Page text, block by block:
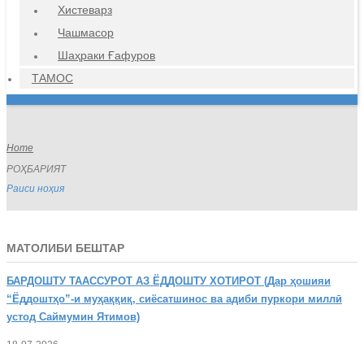
Хистеварз
Чашмасор
Шаҳраки Ғафуров
ТАМОС
Home
РОҲБАРИЯТ
Раиси ноҳия
МАТОЛИБИ БЕШТАР
БАРДОШТУ ТААССУРОТ АЗ ЁДДОШТУ ХОТИРОТ (Дар ҳошияи
“Ёддоштҳо”-и муҳаққиқ, сиёсатшинос ва адиби пуркори миллӣ
устод Саймумин Ятимов)